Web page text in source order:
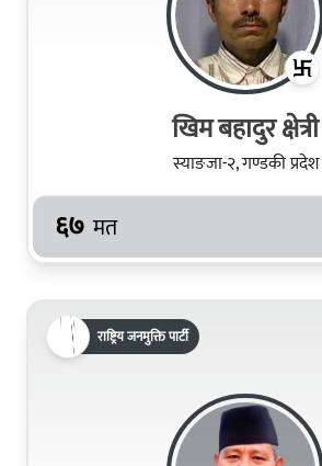
खिम बहादुर क्षेत्री
स्याङजा-२, गण्डकी प्रदेश
६७ मत
राष्ट्रिय जनमुक्ति पार्टी